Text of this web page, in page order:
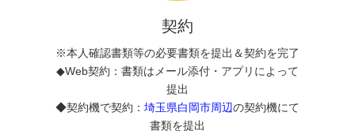
契約
※本人確認書類等の必要書類を提出＆契約を完了
◆Web契約：書類はメール添付・アプリによって
提出
◆契約機で契約： 埼玉県白岡市周辺の契約機にて
書類を提出